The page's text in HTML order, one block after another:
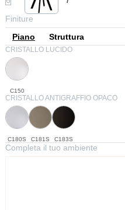
Finiture
Piano
Struttura
CRISTALLO LUCIDO
C150
CRISTALLO ANTIGRAFFIO OPACO
C180S C181S C183S
Completa il tuo ambiente